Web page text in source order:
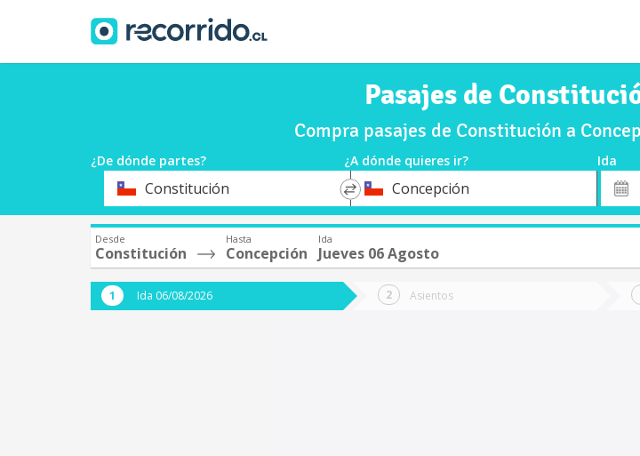
Pasajes de
Compra pasajes de Constitución a
¿De dónde partes? ¿A dónde quieres ir? Ida
OrigenConstitución
*
DestinoConcepción
Fecha
de
Desde
Constitución
Hasta
Concepción
Ida
Jueves 06 Agosto
Ida 06/08/2026 Asientos